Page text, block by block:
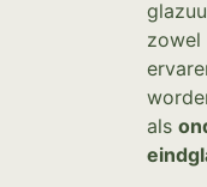
zowel
als